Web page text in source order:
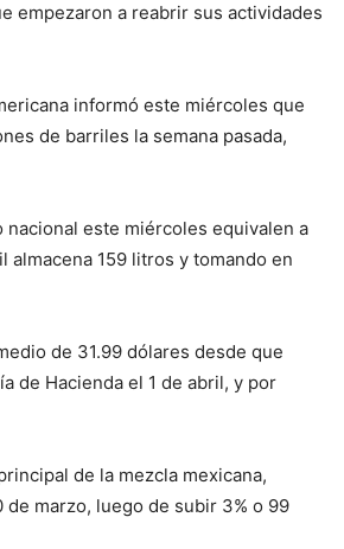
empezaron a reabrir sus actividades
informó este miércoles que
de barriles la semana pasada,
nacional este miércoles equivalen a
159 litros y tomando en
de 31.99 dólares desde que
de Hacienda el 1 de abril, y por
de la mezcla mexicana,
marzo, luego de subir 3% o 99